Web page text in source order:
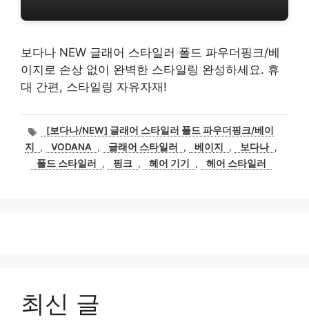
보다나 NEW 글래어 스타일러 폴드 파우더핑크/베
이지로 손상 없이 완벽한 스타일링 완성하세요. 휴
대 간편, 스타일링 자유자재!
태[보다나/NEW] 글래어 스타일러 폴드 파우더핑크/베이
지
, VODANA , 글래어 스타일러 , 베이지 , 보다나 ,
폴드 스타일러
, 핑크 , 헤어 기기 , 헤어 스타일러
최신 글